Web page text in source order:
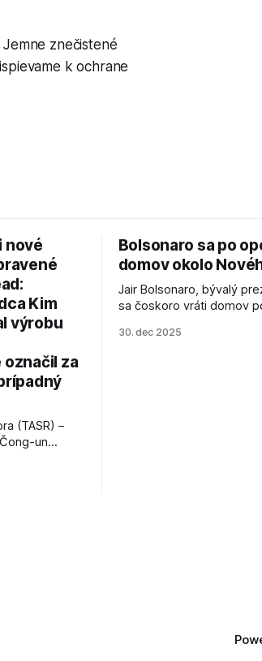
znečistené
k ochrane
nové
Kim
výrobu
za
(TASR) –
un
a nešetril
Bolsonaro sa po
domov okolo
Jair Bolsonaro, bývalý
sa čoskoro vráti domov
30. dec 2025